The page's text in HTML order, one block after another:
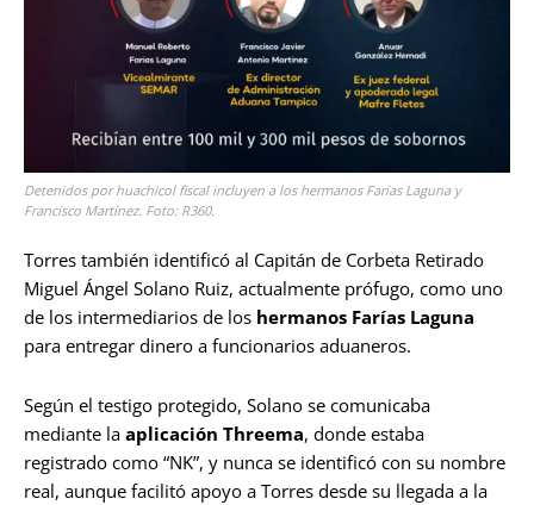
Detenidos por huachicol fiscal incluyen a los hermanos Farías Laguna y
Francisco Martínez. Foto: R360.
Torres también identificó al Capitán de Corbeta Retirado
Miguel Ángel Solano Ruiz, actualmente prófugo, como uno
de los intermediarios de los hermanos Farías Laguna
para entregar dinero a funcionarios aduaneros.
Según el testigo protegido, Solano se comunicaba
mediante la aplicación Threema, donde estaba
registrado como “NK”, y nunca se identificó con su nombre
real, aunque facilitó apoyo a Torres desde su llegada a la